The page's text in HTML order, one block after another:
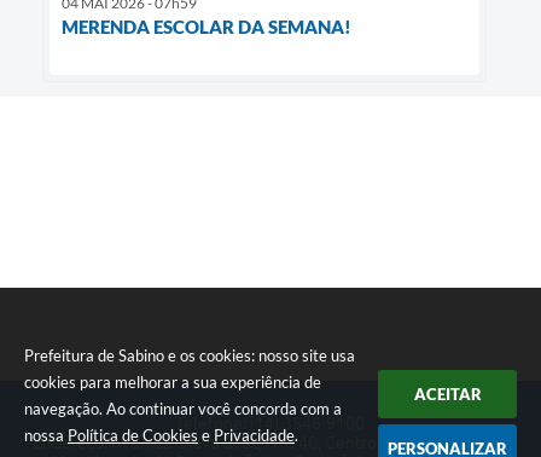
Prefeitura de Sabino e os cookies: nosso site usa
cookies para melhorar a sua experiência de
navegação. Ao continuar você concorda com a
nossa Política de Cookies e Privacidade.
ACEITAR
PERSONALIZAR
MERENDA ESCOLAR DA SEMANA!
Endereço: Avenida Olavo Bilac, Nº 740, Centro | CEP: 16440-041